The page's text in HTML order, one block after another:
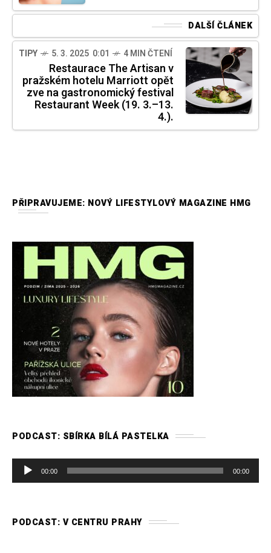
DALŠÍ ČLÁNEK
TIPY 5. 3. 2025 0:01 4 MIN ČTENÍ
Restaurace The Artisan v
pražském hotelu Marriott opět
zve na gastronomický festival
Restaurant Week (19. 3.–13.
4.).
PŘIPRAVUJEME: NOVÝ LIFESTYLOVÝ MAGAZINE HMG
PODCAST: SBÍRKA BÍLÁ PASTELKA
u
00:00 00:00
PODCAST: V CENTRU PRAHY